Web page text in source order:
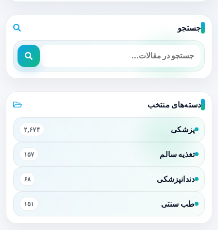
جستجو
دسته‌های منتخب
پزشکی ۲,۶۷۴
تغذیه سالم ۱۵۷
دندانپزشکی ۶۸
طب سنتی ۱۵۱